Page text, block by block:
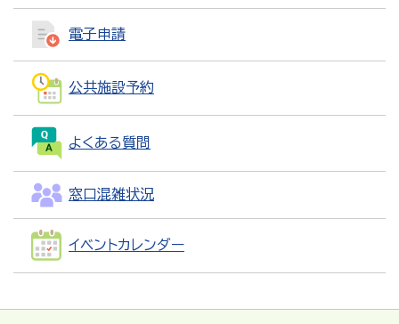
電子申請
公共施設予約
よくある質問
窓口混雑状況
イベントカレンダー